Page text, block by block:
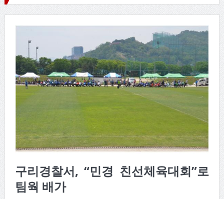
구리경찰서, “민경 친선체육대회”로
팀웍 배가